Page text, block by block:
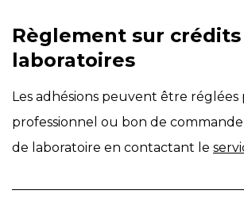
Règlement sur
laboratoires
Les adhésions peuvent être réglées
professionnel ou bon de
de laboratoire en contactant le